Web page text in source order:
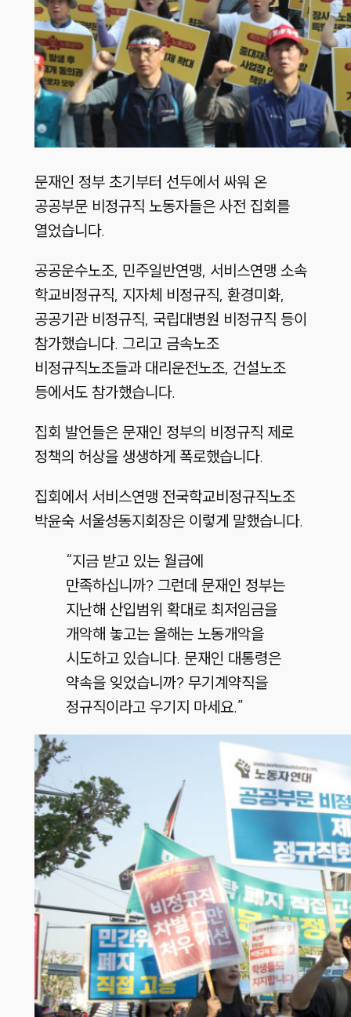
문재인 정부 초기부터 선두에서 싸워 온
공공부문 비정규직 노동자들은 사전 집회를
열었습니다.
공공운수노조, 민주일반연맹, 서비스연맹 소속
학교비정규직, 지자체 비정규직, 환경미화,
공공기관 비정규직, 국립대병원 비정규직 등이
참가했습니다. 그리고 금속노조
비정규직노조들과 대리운전노조, 건설노조
등에서도 참가했습니다.
집회 발언들은 문재인 정부의 비정규직 제로
정책의 허상을 생생하게 폭로했습니다.
집회에서 서비스연맹 전국학교비정규직노조
박윤숙 서울성동지회장은 이렇게 말했습니다.
“지금 받고 있는 월급에
만족하십니까? 그런데 문재인 정부는
지난해 산입범위 확대로 최저임금을
개악해 놓고는 올해는 노동개악을
시도하고 있습니다. 문재인 대통령은
약속을 잊었습니까? 무기계약직을
정규직이라고 우기지 마세요.”